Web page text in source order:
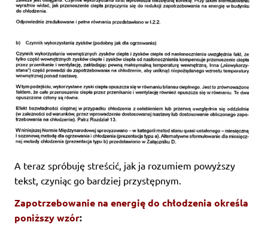
A teraz spróbuję streścić, jak ja rozumiem powyższy
tekst, czyniąc go bardziej przystępnym.
Zapotrzebowanie na energię do chłodzenia określa
poniższy wzór: